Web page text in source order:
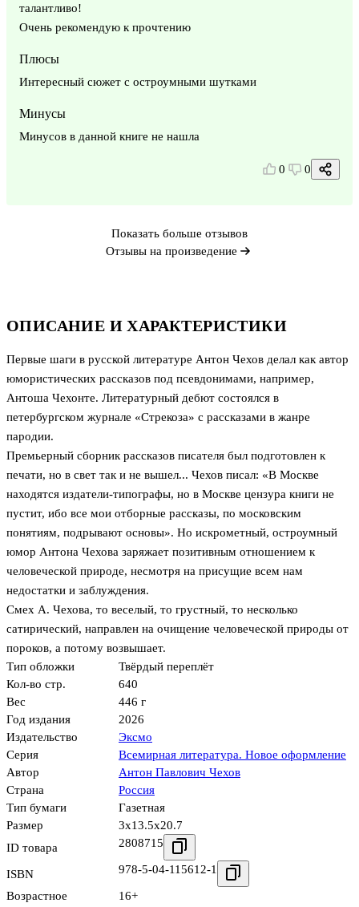
ОПИСАНИЕ И ХАРАКТЕРИСТИКИ
Первые шаги в русской литературе Антон Чехов делал как автор
юмористических рассказов под псевдонимами, например,
Антоша Чехонте. Литературный дебют состоялся в
петербургском журнале «Стрекоза» с рассказами в жанре
пародии.
Премьерный сборник рассказов писателя был подготовлен к
печати, но в свет так и не вышел... Чехов писал: «В Москве
находятся издатели-типографы, но в Москве цензура книги не
пустит, ибо все мои отборные рассказы, по московским
понятиям, подрывают основы». Но искрометный, остроумный
юмор Антона Чехова заряжает позитивным отношением к
человеческой природе, несмотря на присущие всем нам
недостатки и заблуждения.
Смех А. Чехова, то веселый, то грустный, то несколько
сатирический, направлен на очищение человеческой природы от
пороков, а потому возвышает.
Тип обложки
Твёрдый переплёт
Кол-во стр.
640
Вес
446 г
Год издания
2026
Издательство
Эксмо
Серия
Всемирная литература. Новое оформление
Автор
Антон Павлович Чехов
Страна
Россия
Тип бумаги
Газетная
Размер
3x13.5x20.7
ID товара
2808715
ISBN 978-5-04-115612-1
Возрастное 16+
талантливо!
Очень рекомендую к прочтению
Плюсы
Интересный сюжет с остроумными шутками
Минусы
Минусов в данной книге не нашла
0 0
Показать больше отзывов
Отзывы на произведение